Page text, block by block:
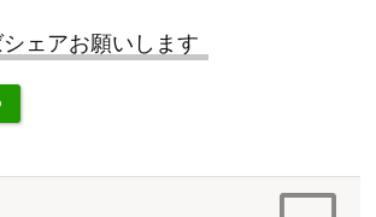
ェアお願いします